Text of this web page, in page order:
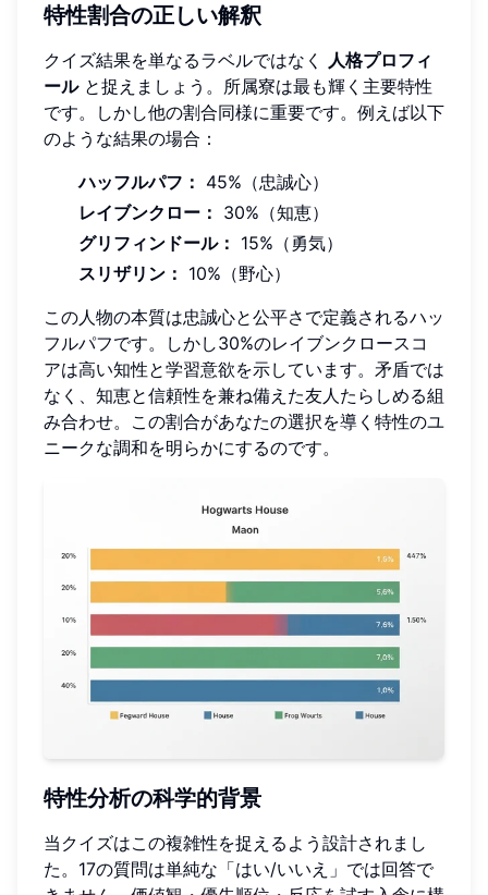
特性割合の正しい解釈
クイズ結果を単なるラベルではなく 人格プロフィ
ールと捉えましょう。所属寮は最も輝く主要特性
です。しかし他の割合同様に重要です。例えば以下
のような結果の場合：
ハッフルパフ： 45%（忠誠心）
レイブンクロー： 30%（知恵）
グリフィンドール： 15%（勇気）
スリザリン： 10%（野心）
この人物の本質は忠誠心と公平さで定義されるハッ
フルパフです。しかし30%のレイブンクロースコ
アは高い知性と学習意欲を示しています。矛盾では
なく、知恵と信頼性を兼ね備えた友人たらしめる組
み合わせ。この割合があなたの選択を導く特性のユ
ニークな調和を明らかにするのです。
特性分析の科学的背景
当クイズはこの複雑性を捉えるよう設計されまし
た。17の質問は単純な「はい/いいえ」では回答で